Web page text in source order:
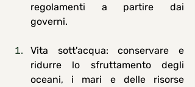
regolamenti a partire dai
governi.
Vita sott'acqua: conservare e
ridurre lo sfruttamento degli
oceani, i mari e delle risorse